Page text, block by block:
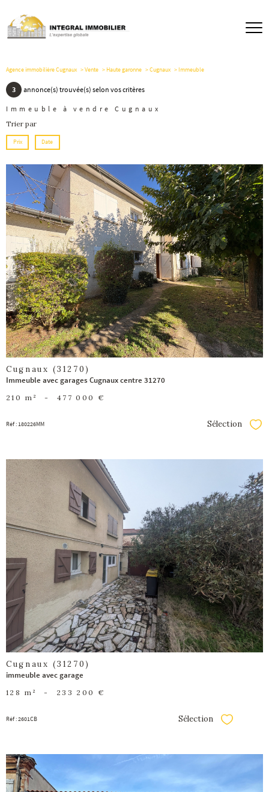
Agence immobilière Cugnaux Vente Haute garonne Cugnaux Immeuble
3 annonce(s) trouvée(s) selon vos critères
Immeuble à vendre Cugnaux
Trier par
Prix Date
voir le
bien
Cugnaux (31270)
Immeuble avec garages Cugnaux centre 31270
210 m² - 477 000 €
Réf : 180226MM Sélection
voir le
bien
Cugnaux (31270)
immeuble avec garage
128 m² - 233 200 €
Réf : 2601CB Sélection Sélectionner